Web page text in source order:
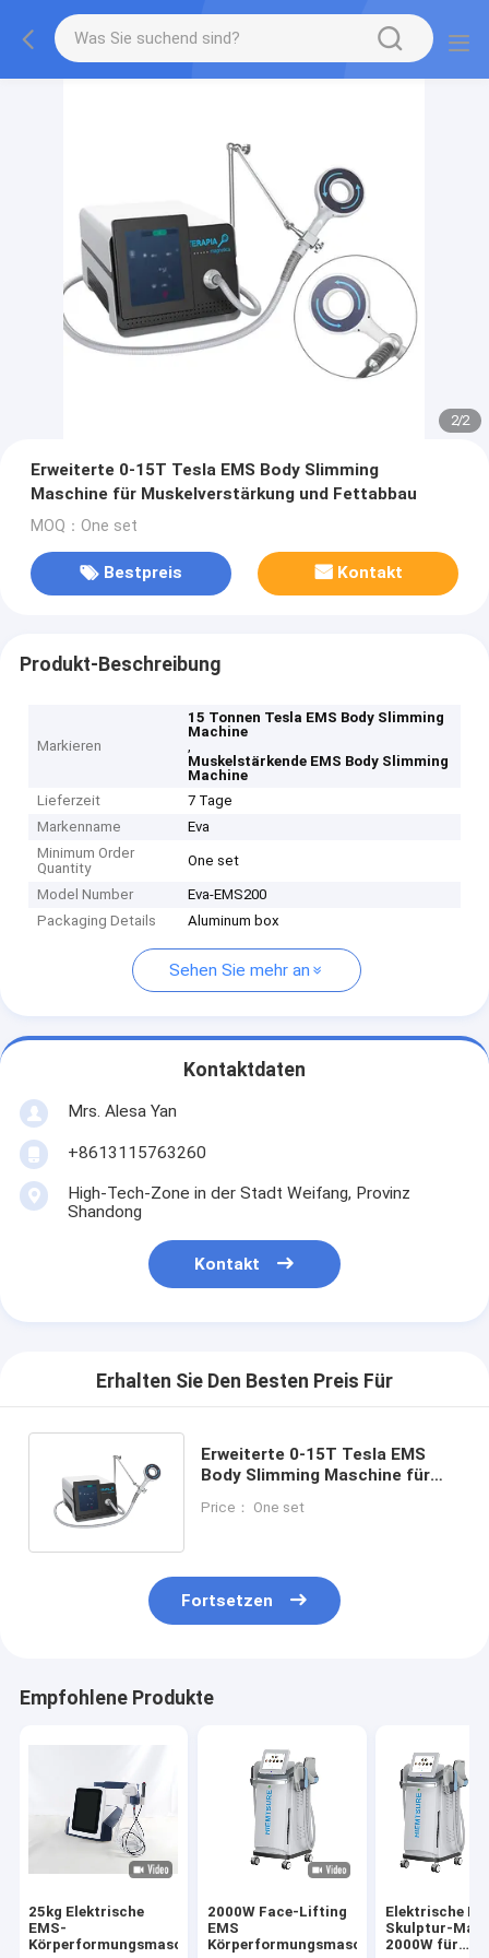
2/2
Erweiterte 0-15T Tesla EMS Body Slimming
Maschine für Muskelverstärkung und Fettabbau
MOQ：One set
Bestpreis Kontakt
Produkt-Beschreibung
Markieren
15 Tonnen Tesla EMS Body Slimming
Machine
,
Muskelstärkende EMS Body Slimming
Machine
Lieferzeit
7 Tage
Markenname
Eva
Minimum Order
Quantity
One set
Model Number
Eva-EMS200
Packaging Details
Aluminum box
Sehen Sie mehr an
Kontaktdaten
Mrs. Alesa Yan
+8613115763260
High-Tech-Zone in der Stadt Weifang, Provinz
Shandong
Kontakt
Erhalten Sie Den Besten Preis Für
Erweiterte 0-15T Tesla EMS
Body Slimming Maschine für
Fettabbau
Price： One set
Fortsetzen
Empfohlene Produkte
25kg Elektrische
EMS-
Körperformungsmaschine
2000W Face-Lifting
EMS
Körperformungsmaschine
Elektrische
Skulptur-
2000W für